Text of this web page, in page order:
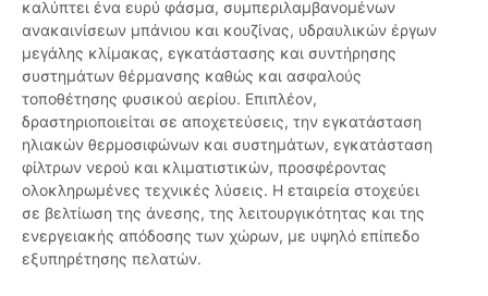
καλύπτει ένα ευρύ φάσμα, συμπεριλαμβανομένων
ανακαινίσεων μπάνιου και κουζίνας, υδραυλικών έργων
μεγάλης κλίμακας, εγκατάστασης και συντήρησης
συστημάτων θέρμανσης καθώς και ασφαλούς
τοποθέτησης φυσικού αερίου. Επιπλέον,
δραστηριοποιείται σε αποχετεύσεις, την εγκατάσταση
ηλιακών θερμοσιφώνων και συστημάτων, εγκατάσταση
φίλτρων νερού και κλιματιστικών, προσφέροντας
ολοκληρωμένες τεχνικές λύσεις. Η εταιρεία στοχεύει
σε βελτίωση της άνεσης, της λειτουργικότητας και της
ενεργειακής απόδοσης των χώρων, με υψηλό επίπεδο
εξυπηρέτησης πελατών.